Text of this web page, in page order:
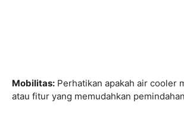
Mobilitas: Perhatikan apakah air cooler
atau fitur yang memudahkan